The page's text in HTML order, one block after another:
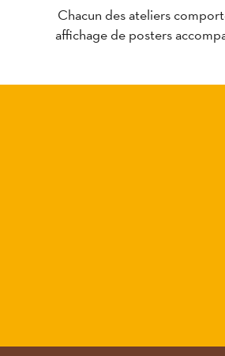
Chacun des ateliers
affichage de posters
et/ou poster.